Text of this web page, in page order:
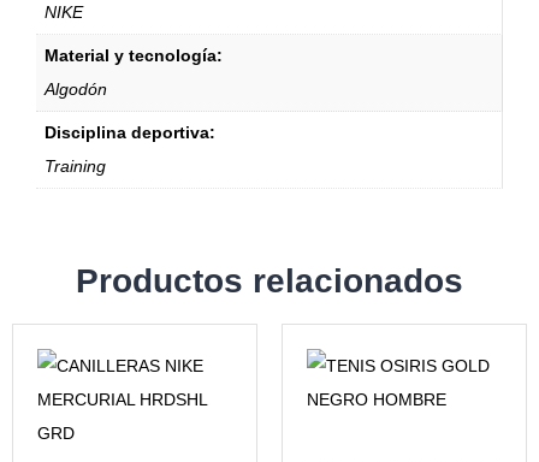
NIKE
Material y tecnología:
Algodón
Disciplina deportiva:
Training
Productos relacionados